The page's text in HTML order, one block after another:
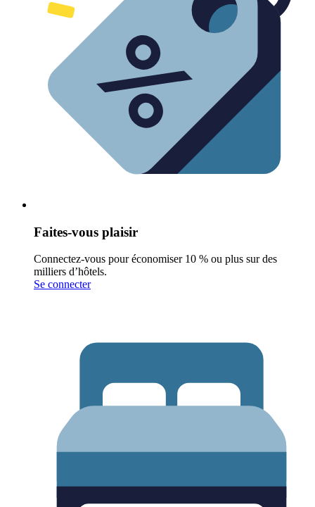
Faites-vous plaisir
Connectez-vous pour économiser 10 % ou plus sur des
milliers d’hôtels.
Se connecter